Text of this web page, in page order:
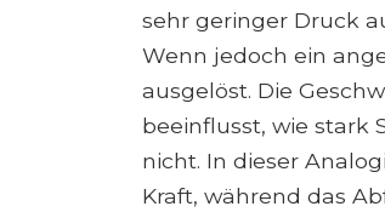
sehr geringer Druck
Wenn jedoch ein
ausgelöst. Die
beeinflusst, wie stark
nicht. In dieser
Kraft, während das